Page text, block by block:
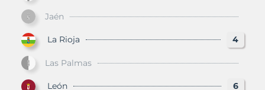
Jaén
La Rioja 4
Las Palmas
León 6